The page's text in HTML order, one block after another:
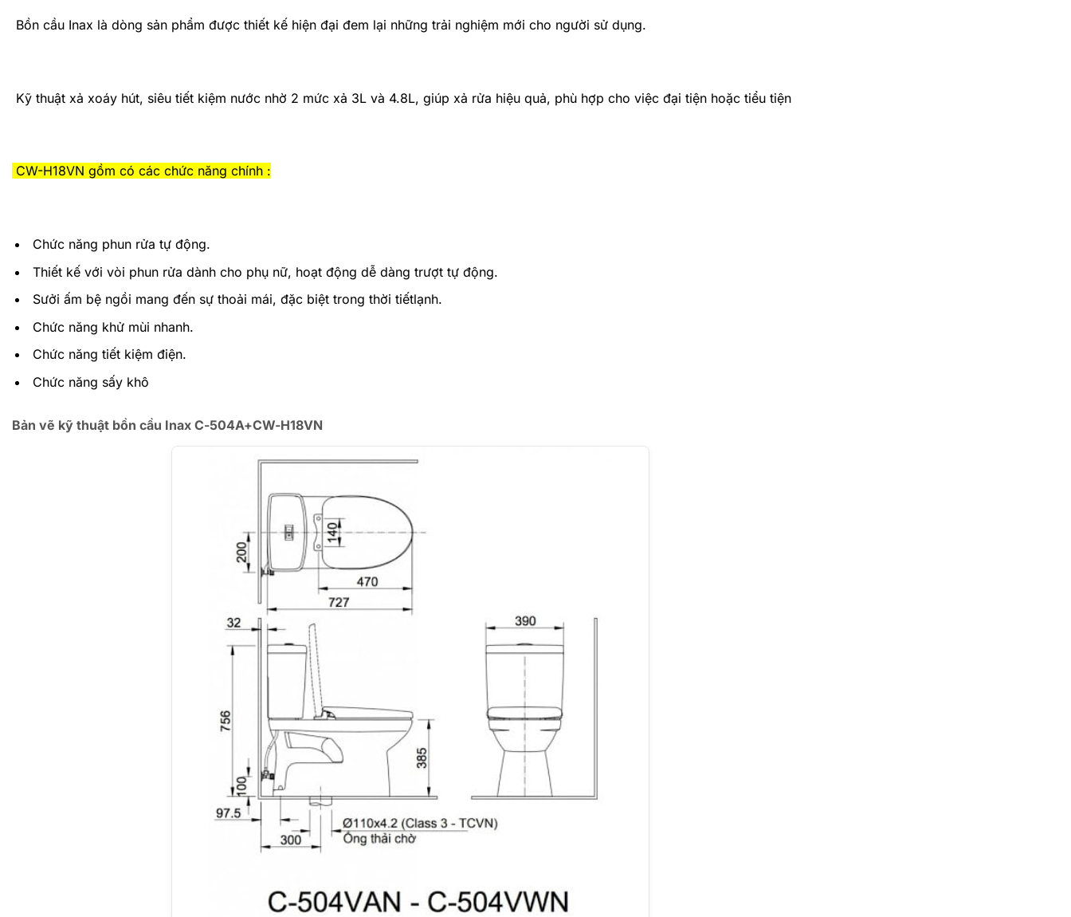
Bồn cầu Inax là dòng sản phẩm được thiết kế hiện đại đem lại những trải nghiệm mới cho người sử dụng.
Kỹ thuật xả xoáy hút, siêu tiết kiệm nước nhờ 2 mức xả 3L và 4.8L, giúp xả rửa hiệu quả, phù hợp cho việc đại tiện hoặc tiểu tiện
CW-H18VN gồm có các chức năng chính :
Chức năng phun rửa tự động.
Thiết kế với vòi phun rửa dành cho phụ nữ, hoạt động dễ dàng trượt tự động.
Sưởi ấm bệ ngồi mang đến sự thoải mái, đặc biệt trong thời tiếtlạnh.
Chức năng khử mùi nhanh.
Chức năng tiết kiệm điện.
Chức năng sấy khô
Bản vẽ kỹ thuật bồn cầu Inax C-504A+CW-H18VN